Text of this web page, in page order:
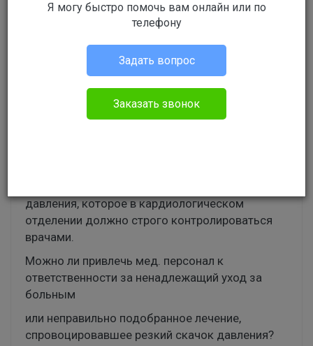
Гражданское право
давления, которое в кардиологическом
отделении должно строго контролироваться
врачами.
Можно ли привлечь мед. персонал к
ответственности за ненадлежащий уход за
больным
или неправильно подобранное лечение,
спровоцировавшее резкий скачок давления?
Я могу быстро помочь вам онлайн или по
телефону
Задать вопрос
Заказать звонок